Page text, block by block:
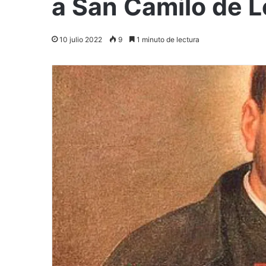
a San Camilo de
10 julio 2022 9 1 minuto de lectura